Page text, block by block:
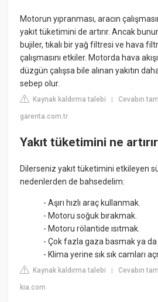
Motorun yıpranması, aracın
yakıt tüketimini de artırır. Ancak
bujiler, tıkalı bir yağ filtresi ve hava
çalışmasını etkiler. Motorda hava
düzgün çalışsa bile alınan yakıtın
sebep olur.
Kaynak kaldırma talebi |Cevabın
garenta.com.tr
Yakıt tüketimini ne
Dilerseniz yakıt tüketimini etkileyen
nedenlerden de bahsedelim:
- Aşırı hızlı araç kullanmak.
- Motoru soğuk bırakmak.
- Motoru rölantide ısıtmak.
- Çok fazla gaza basmak ya
- Klima yerine sık sık camları
Kaynak kaldırma talebi |Cevabın
kia.com